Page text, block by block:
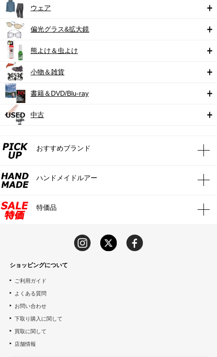
ウェア
偏光グラス&拡大鏡
熊よけ＆虫よけ
小物＆雑貨
書籍＆DVD/Blu-ray
中古
おすすめブランド
ハンドメイドルアー
特価品
ショッピングについて
ご利用ガイド
よくある質問
お問い合わせ
下取り購入に関して
買取に関して
店舗情報